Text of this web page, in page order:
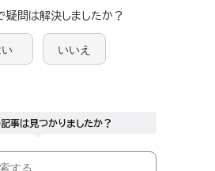
疑問は解決しましたか？
いいえ
事は見つかりましたか？